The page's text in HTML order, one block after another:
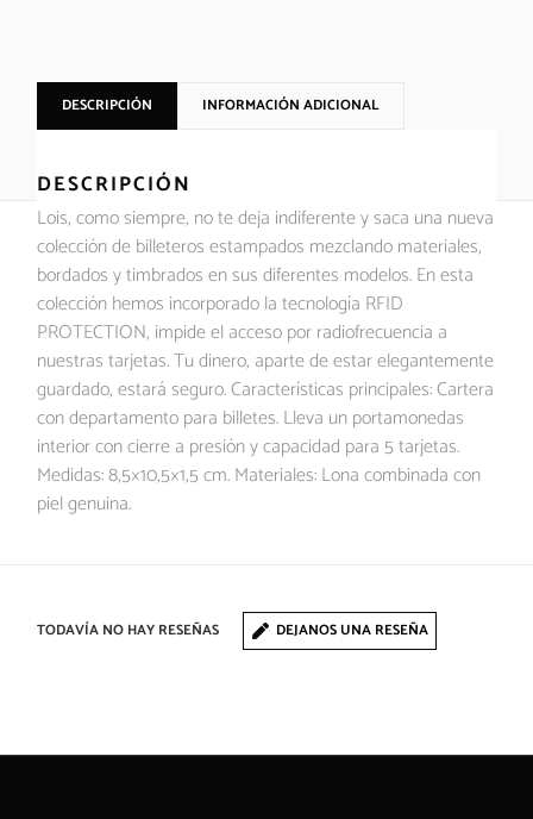
DESCRIPCIÓN INFORMACIÓN ADICIONAL
DESCRIPCIÓN
Lois, como siempre, no te deja indiferente y saca una nueva
colección de billeteros estampados mezclando materiales,
bordados y timbrados en sus diferentes modelos. En esta
colección hemos incorporado la tecnología RFID
PROTECTION, impide el acceso por radiofrecuencia a
nuestras tarjetas. Tu dinero, aparte de estar elegantemente
guardado, estará seguro. Características principales: Cartera
con departamento para billetes. Lleva un portamonedas
interior con cierre a presión y capacidad para 5 tarjetas.
Medidas: 8,5×10,5×1,5 cm. Materiales: Lona combinada con
piel genuina.
TODAVÍA NO HAY RESEÑAS DEJANOS UNA RESEÑA